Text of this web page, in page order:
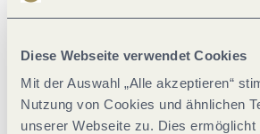
Diese Webseite verwendet Cookies
Mit der Auswahl „Alle akzeptieren“
Nutzung von Cookies und ähnlichen
unserer Webseite zu. Dies ermöglicht
KulturGießerei Saarburg